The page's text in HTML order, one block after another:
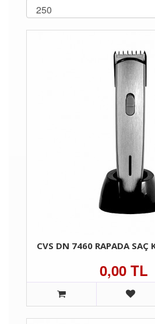
CVS DN 7460 RAPADA SAÇ
0,00 TL